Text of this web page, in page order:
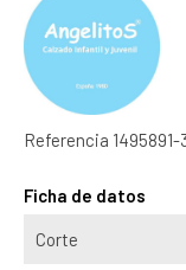
Referencia 1495891-
Ficha de datos
Corte